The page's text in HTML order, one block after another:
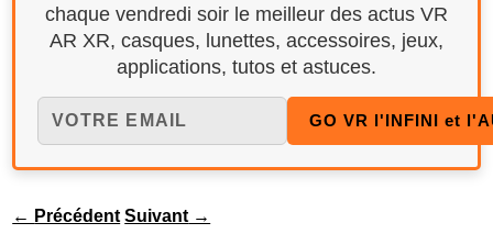
chaque vendredi soir le meilleur des actus VR
AR XR, casques, lunettes, accessoires, jeux,
applications, tutos et astuces.
← Précédent Suivant →